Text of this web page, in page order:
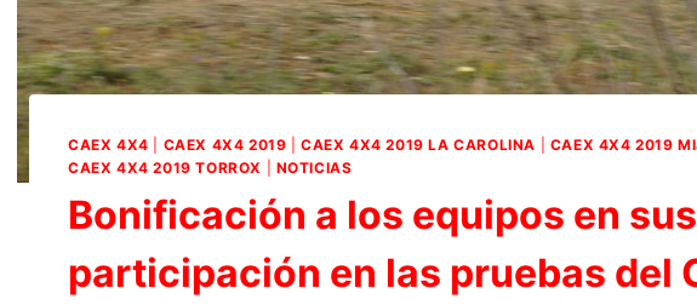
CAEX 4X4 CAEX 4X4 2019 |CAEX 4X4 2019 LA CAROLINA CAEX 4X4 2019
CAEX 4X4 2019 TORROX
NOTICIAS
Bonificación a los equipos en
participación en las pruebas del